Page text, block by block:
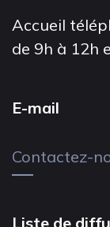
Accueil
de 9h à 12h
E-mail
Contactez-
Liste de